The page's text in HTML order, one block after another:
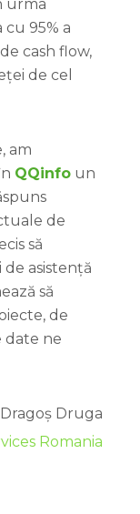
urma
95% a
cash flow,
de cel
am
QQinfo un
de
să
asistență
să
de
date ne
Dragoș Druga
Romania